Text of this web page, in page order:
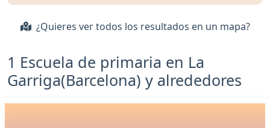
¿Quieres ver todos los resultados en un mapa?
1 Escuela de primaria en La
Garriga(Barcelona) y alrededores